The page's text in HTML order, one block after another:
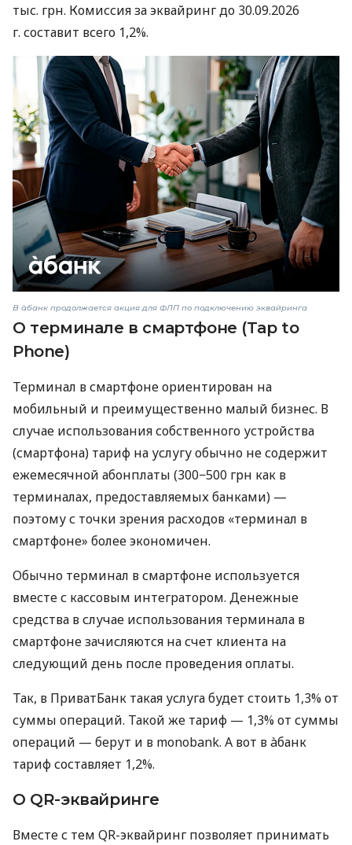
тыс. грн. Комиссия за эквайринг до 30.09.2026
г. составит всего 1,2%.
В àбанк продолжается акция для ФЛП по подключению эквайринга
О терминале в смартфоне (Tap to
Phone)
Терминал в смартфоне ориентирован на
мобильный и преимущественно малый бизнес. В
случае использования собственного устройства
(смартфона) тариф на услугу обычно не содержит
ежемесячной абонплаты (300−500 грн как в
терминалах, предоставляемых банками) —
поэтому с точки зрения расходов «терминал в
смартфоне» более экономичен.
Обычно терминал в смартфоне используется
вместе с кассовым интегратором. Денежные
средства в случае использования терминала в
смартфоне зачисляются на счет клиента на
следующий день после проведения оплаты.
Так, в ПриватБанк такая услуга будет стоить 1,3% от
суммы операций. Такой же тариф — 1,3% от суммы
операций — берут и в monobank. А вот в àбанк
тариф составляет 1,2%.
О QR-эквайринге
Вместе с тем QR-эквайринг позволяет принимать